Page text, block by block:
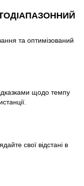
та оптимізований
щодо темпу
свої відстані в